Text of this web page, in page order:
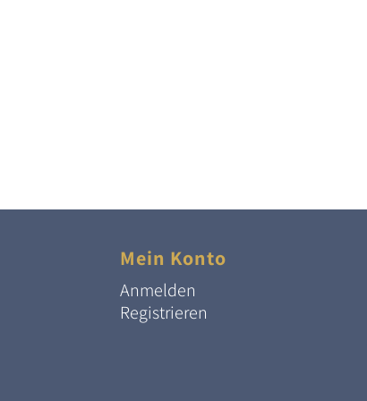
Mein Konto
Anmelden
Registrieren